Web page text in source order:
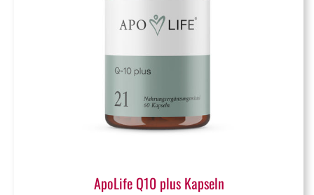
ApoLife Q10 plus Kapseln